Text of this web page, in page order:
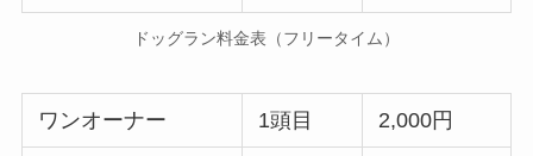
ドッグラン料金表（フリータイム）
ワンオーナー 1頭目 2,000円